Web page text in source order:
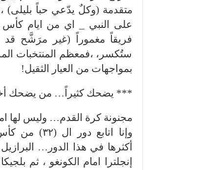
متقدمة (وكلٌ يدّعي حباً
فريقاً مغموراً (غير مرَشَّح قد
ستُكسر، ،فمعظم المنتخبات
بمواجهات من العيار الثقيل!
*** يضحك كثيراً… من يضحك
مجنونة كرة القدم… وليس لها
وإنا اتابع
أكثرها في هذا الدور…
إنجلترا امام الكونغو ، ثم